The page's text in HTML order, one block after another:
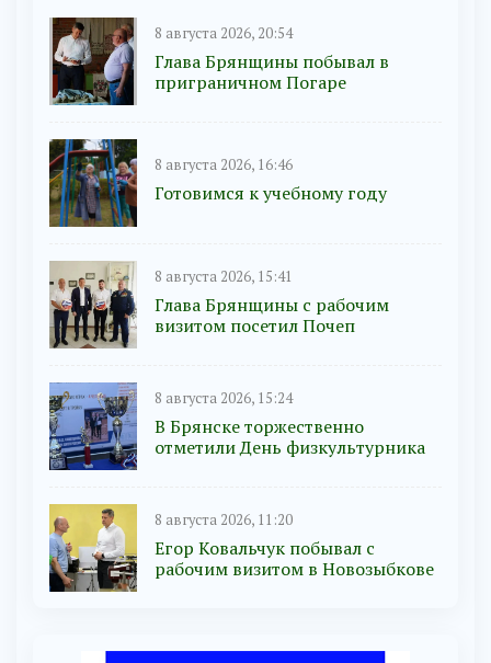
8 августа 2026, 20:54
Глава Брянщины побывал в
приграничном Погаре
8 августа 2026, 16:46
Готовимся к учебному году
8 августа 2026, 15:41
Глава Брянщины с рабочим
визитом посетил Почеп
8 августа 2026, 15:24
В Брянске торжественно
отметили День физкультурника
8 августа 2026, 11:20
Егор Ковальчук побывал с
рабочим визитом в Новозыбкове